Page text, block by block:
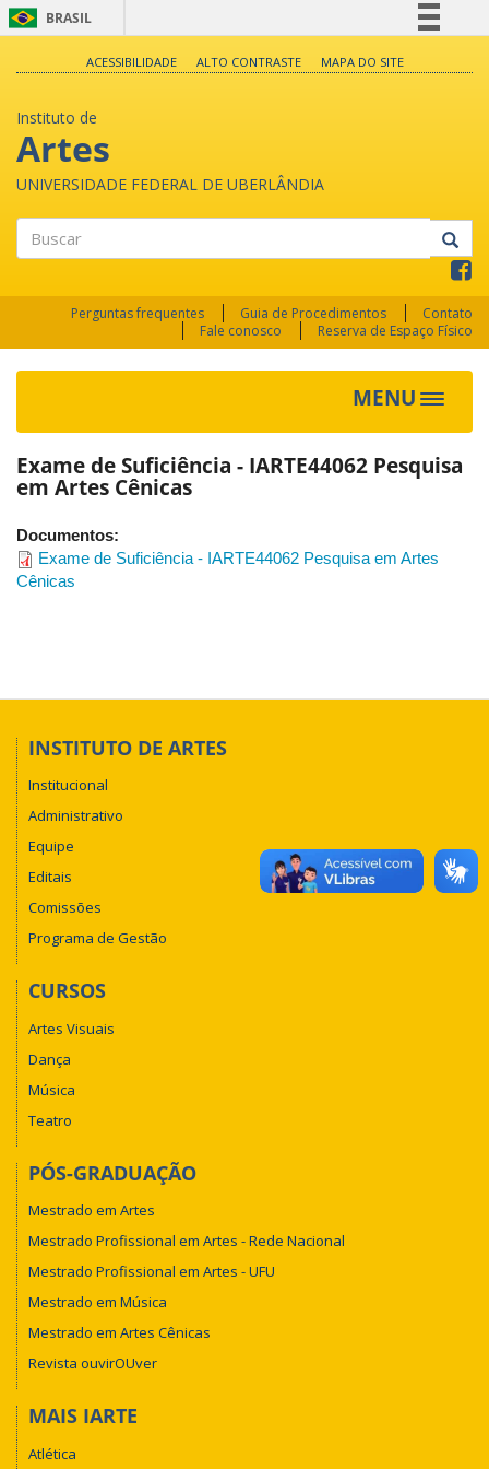
BRASIL
Legislação
Canais
ACESSIBILIDADE ALTO CONTRASTE MAPA DO SITE
Instituto de
Artes
UNIVERSIDADE FEDERAL DE UBERLÂNDIA
Perguntas frequentes Guia de Procedimentos
Contato
Fale conosco
Reserva de Espaço Físico
MENU
Toggle
Exame de Suficiência - IARTE44062 Pesquisa
em Artes Cênicas
Documentos:
Exame de Suficiência - IARTE44062 Pesquisa em Artes
Cênicas
INSTITUTO DE ARTES
Institucional
Administrativo
Equipe
Editais
Comissões
Programa de Gestão
CURSOS
Artes Visuais
Dança
Música
Teatro
PÓS-GRADUAÇÃO
Mestrado em Artes
Mestrado Profissional em Artes - Rede Nacional
Mestrado Profissional em Artes - UFU
Mestrado em Música
Mestrado em Artes Cênicas
Revista ouvirOUver
MAIS IARTE
Atlética